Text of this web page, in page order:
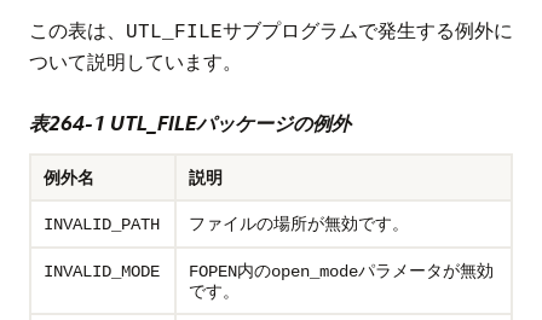
この表は、 UTL_FILEサブプログラムで発生する例外に
ついて説明しています。
表264-1 UTL_FILEパッケージの例外
例外名 説明
INVALID_PATH ファイルの場所が無効です。
INVALID_MODE FOPEN内のopen_modeパラメータが無効
です。